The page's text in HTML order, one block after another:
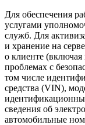
Для обеспечения
услугами
служб. Для
и хранение на
о клиенте (включая
проблемах с
том числе
средства (VIN),
сведения об
автомобильные